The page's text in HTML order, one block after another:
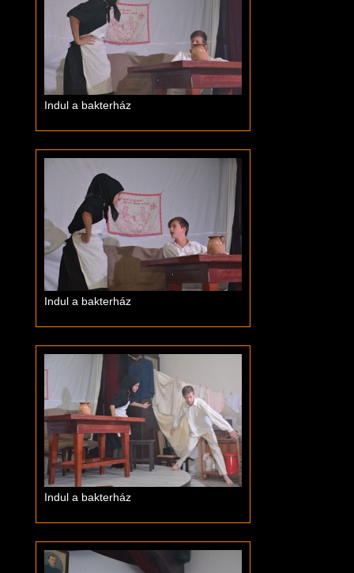
Indul a bakterház
Indul a bakterház
Indul a bakterház